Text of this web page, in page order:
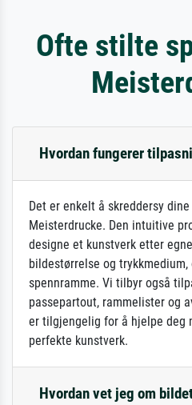
Ofte stilte
Hvordan fungerer
Det er enkelt å skreddersy
Meisterdrucke. Den intuitive
designe et kunstverk etter
bildestørrelse og
spennramme. Vi tilbyr også
passepartout, rammelister og
er tilgjengelig for å hjelpe deg
perfekte kunstverk.
Hvordan vet jeg om